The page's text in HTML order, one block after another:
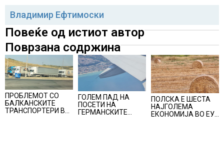
Владимир Ефтимоски
Повеќе од истиот автор
Поврзана содржина
ПРОБЛЕМОТ СО
БАЛКАНСКИТЕ
ТРАНСПОРТЕРИ ВО
ГОЛЕМ ПАД НА
ПОСЕТИ НА
ГЕРМАНСКИТЕ
ПОЛСКА E ШЕСТА
НАЈГОЛЕМА
ЕКОНОМИЈА ВО ЕУ,